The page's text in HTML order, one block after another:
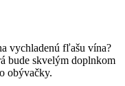
vychladenú fľašu vína?
bude skvelým doplnkom
obývačky.